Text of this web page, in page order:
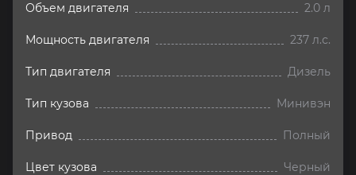
Объем двигателя 2.0 л
Мощность двигателя 237 л.с.
Тип двигателя Дизель
Тип кузова Минивэн
Привод Полный
Цвет кузова Черный